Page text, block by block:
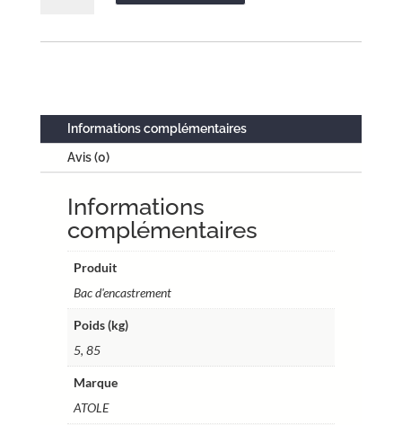
Acier
blanc
travées
modules
BTT20VABL
Informations complémentaires
Avis (0)
Informations
complémentaires
Produit
Bac d'encastrement
Poids (kg)
5, 85
Marque
ATOLE